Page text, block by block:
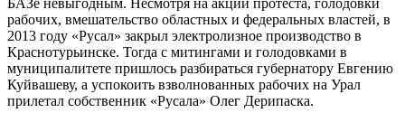
БАЗе невыгодным. Несмотря на акции протеста, голодовки
рабочих, вмешательство областных и федеральных властей, в
2013 году «Русал» закрыл электролизное производство в
Краснотурьинске. Тогда с митингами и голодовками в
муниципалитете пришлось разбираться губернатору Евгению
Куйвашеву, а успокоить взволнованных рабочих на Урал
прилетал собственник «Русала» Олег Дерипаска.